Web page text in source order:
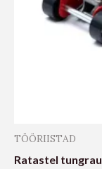
TÖÖRIISTAD
Ratastel